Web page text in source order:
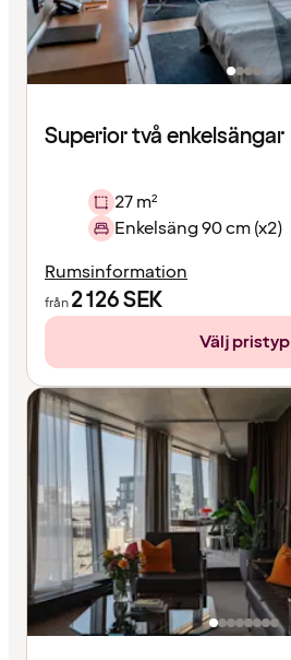
Superior två enkelsängar
27 m²
Enkelsäng 90 cm (x2)
Rumsinformation
från2 126SEK
Välj pristyp